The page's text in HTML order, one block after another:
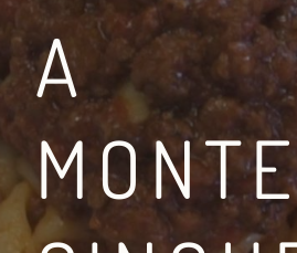
TRA
LEGGI DI
A